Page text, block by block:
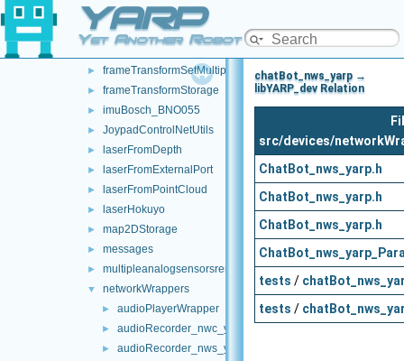
YARP
Yet Another Robot Platform
► frameTransformClient
► frameTransformGetMultiplexer
► frameTransformSetMultiplexer
► frameTransformStorage
► imuBosch_BNO055
► JoypadControlNetUtils
► laserFromDepth
► laserFromExternalPort
► laserFromPointCloud
► laserHokuyo
► map2DStorage
► messages
► multipleanalogsensorsremapper
▼ networkWrappers
► audioPlayerWrapper
► audioRecorder_nwc_yarp
► audioRecorder_nws_yarp
chatBot_nws_yarp →
libYARP_dev Relation
src/devices/
ChatBot_nws_yarp.h
ChatBot_nws_yarp.h
ChatBot_nws_yarp.h
tests /
tests /